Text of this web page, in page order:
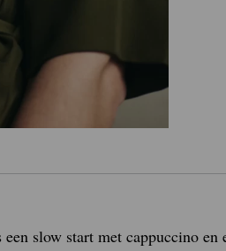
slow start met cappuccino en